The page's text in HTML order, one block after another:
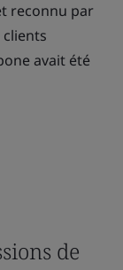
reconnu par
avait été
de